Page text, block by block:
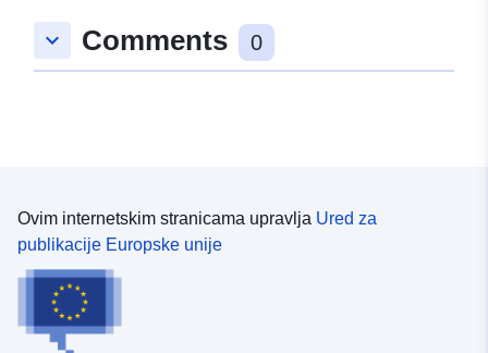
keyboard_arrow_down Comments 0
Ovim internetskim stranicama upravlja Ured za
publikacije Europske unije